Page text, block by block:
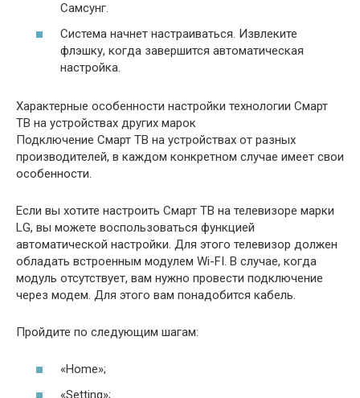
Самсунг.
Система начнет настраиваться. Извлеките
флэшку, когда завершится автоматическая
настройка.
Характерные особенности настройки технологии Смарт
ТВ на устройствах других марок
Подключение Смарт ТВ на устройствах от разных
производителей, в каждом конкретном случае имеет свои
особенности.
Если вы хотите настроить Смарт ТВ на телевизоре марки
LG, вы можете воспользоваться функцией
автоматической настройки. Для этого телевизор должен
обладать встроенным модулем Wi-FI. В случае, когда
модуль отсутствует, вам нужно провести подключение
через модем. Для этого вам понадобится кабель.
Пройдите по следующим шагам:
«Home»;
«Setting»;